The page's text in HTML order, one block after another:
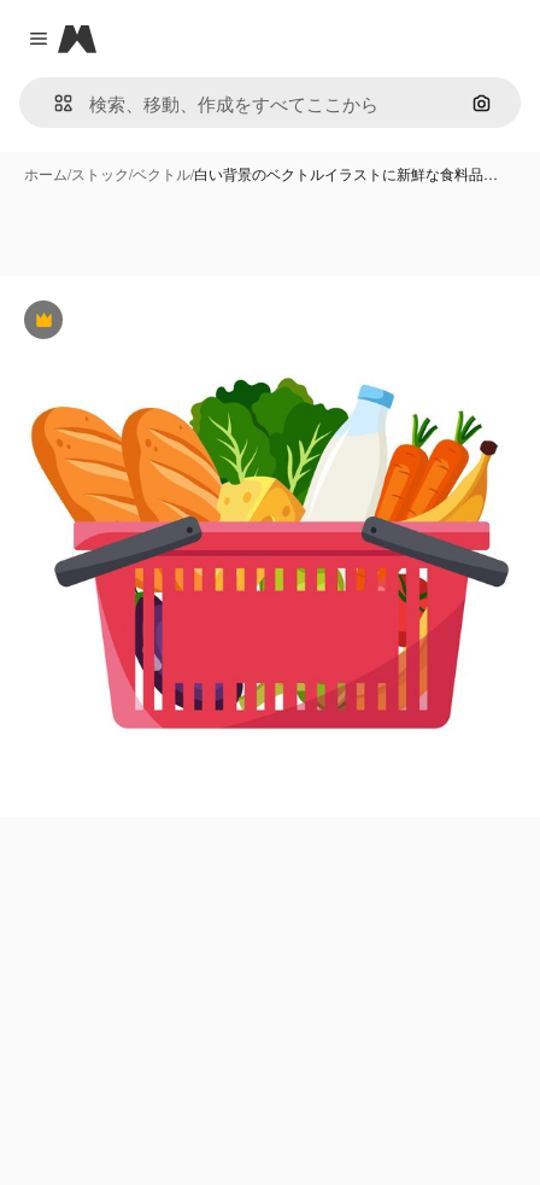
Close menu
Magnific
画像で
ホーム/ストック/ベクトル/白い背景のベクトルイラストに新鮮な食料品…
Premium